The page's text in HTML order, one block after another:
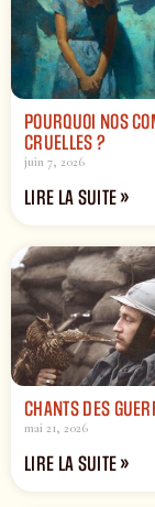
POURQUOI NOS
CRUELLES ?
juin 7, 2026
LIRE LA SUITE »
CHANTS DES
mai 21, 2026
LIRE LA SUITE »